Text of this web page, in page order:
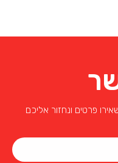
פרטים ונחזור אליכם